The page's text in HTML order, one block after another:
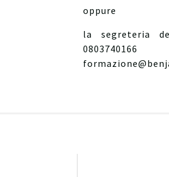
oppure
la segreteria